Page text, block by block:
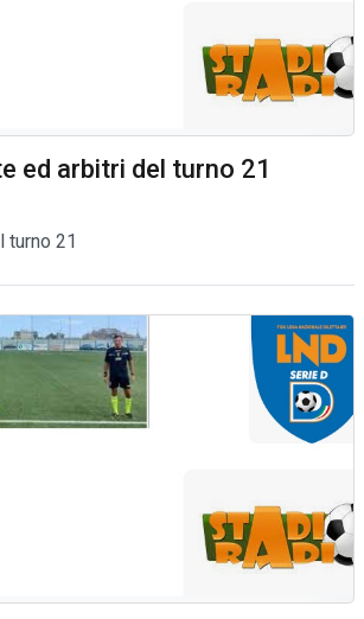
ed arbitri del turno 21
turno 21